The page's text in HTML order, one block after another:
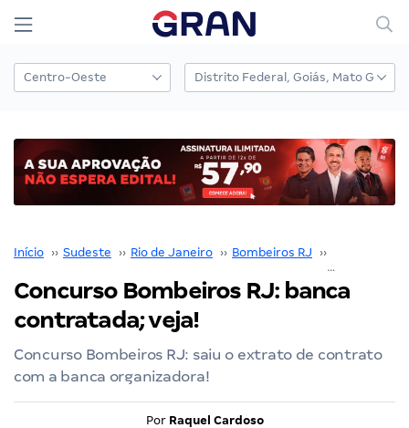
Início ›› Sudeste ›› Rio de Janeiro ›› Bombeiros RJ ››
Concurso Bombeiros RJ: banca
contratada; veja!
Concurso Bombeiros RJ: saiu o extrato de contrato
com a banca organizadora!
Por Raquel Cardoso